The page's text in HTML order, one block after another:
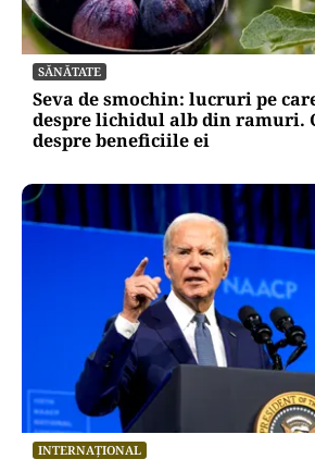
SĂNĂTATE
Seva de smochin: lucruri pe
despre lichidul alb din ramuri.
despre beneficiile ei
INTERNAȚIONAL